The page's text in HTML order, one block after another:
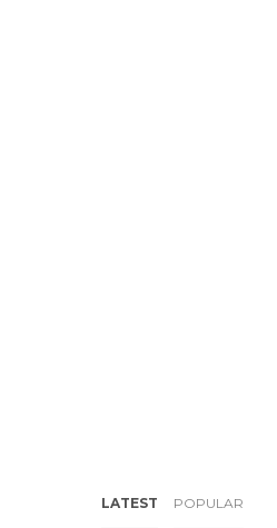
LATEST POPULAR